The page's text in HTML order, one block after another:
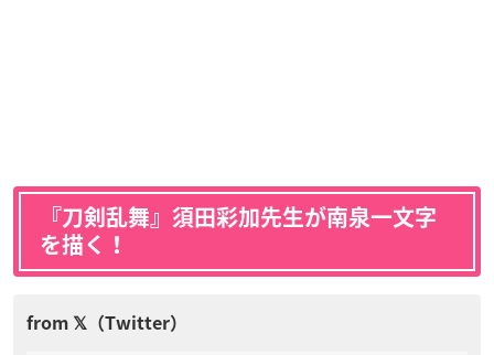
『刀剣乱舞』須田彩加先生が南泉一文字
を描く！